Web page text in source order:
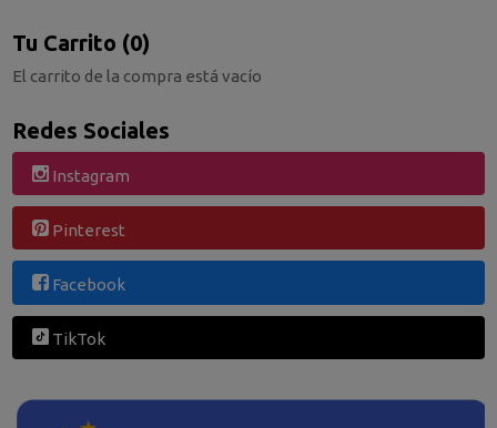
Tu Carrito (0)
El carrito de la compra está vacío
Redes Sociales
Instagram
Pinterest
Facebook
TikTok